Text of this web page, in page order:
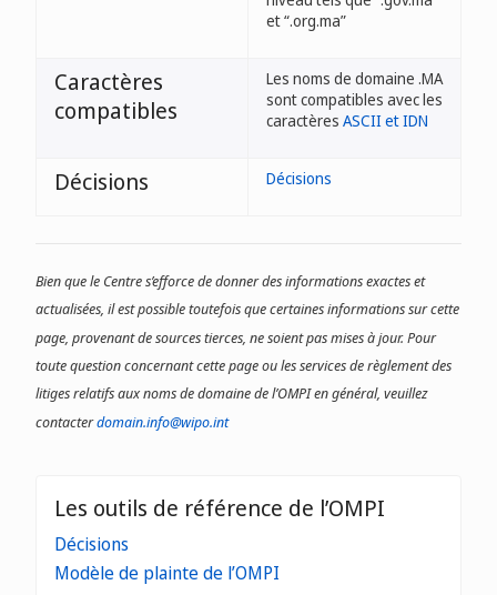
et “.org.ma”
Caractères
compatibles
Les noms de domaine .MA
sont compatibles avec les
caractères ASCII et IDN
Décisions Décisions
Bien que le Centre s’efforce de donner des informations exactes et
actualisées, il est possible toutefois que certaines informations sur cette
page, provenant de sources tierces, ne soient pas mises à jour. Pour
toute question concernant cette page ou les services de règlement des
litiges relatifs aux noms de domaine de l’OMPI en général, veuillez
contacterdomain.info@wipo.int
Les outils de référence de l’OMPI
Décisions
Modèle de plainte de l’OMPI